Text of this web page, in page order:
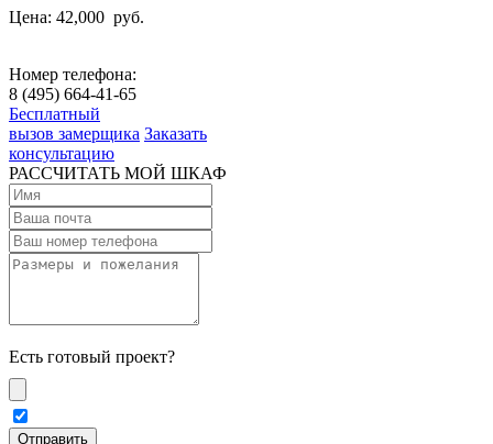
Цена: 42,000 руб.
Номер телефона:
8 (495) 664-41-65
Бесплатный
вызов замерщика Заказать
консультацию
РАССЧИТАТЬ МОЙ ШКАФ
Есть готовый проект?